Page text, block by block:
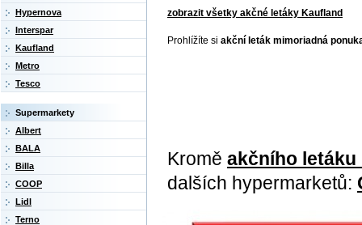
zobrazit všetky akčné letáky Kaufland
Prohlížíte si akční leták mimoriadná
Kromě akčního letáku
dalších hypermarketů:
Hypernova
Interspar
Kaufland
Metro
Tesco
Supermarkety
Albert
BALA
Billa
COOP
Lidl
Terno